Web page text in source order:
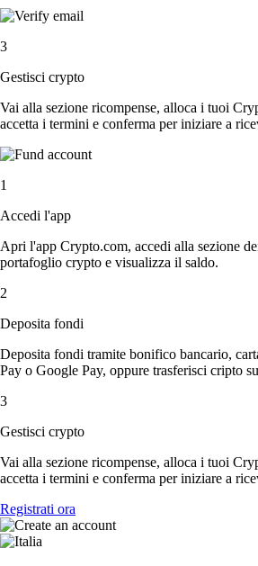
3
Gestisci crypto
Vai alla sezione ricompense, alloca i tuoi
accetta i termini e conferma per iniziare a
1
Accedi l'app
Apri l'app Crypto.com, accedi alla sezione
portafoglio crypto e visualizza il saldo.
2
Deposita fondi
Deposita fondi tramite bonifico bancario,
Pay o Google Pay, oppure trasferisci cripto
3
Gestisci crypto
Vai alla sezione ricompense, alloca i tuoi
accetta i termini e conferma per iniziare a
Registrati ora